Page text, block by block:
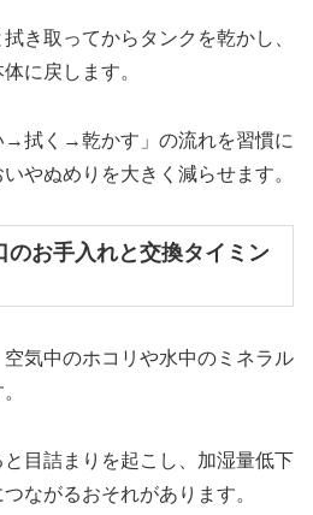
き取ってからタンクを乾かし、
に戻します。
拭く→乾かす」の流れを習慣に
やぬめりを大きく減らせます。
のお手入れと交換タイミン
気中のホコリや水中のミネラル
目詰まりを起こし、加湿量低下
ながるおそれがあります。